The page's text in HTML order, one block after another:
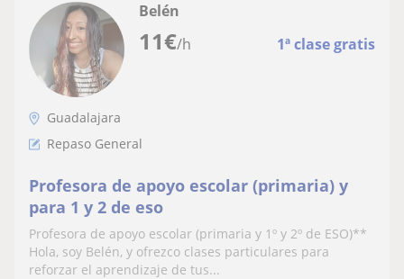
11€/h 1ª clase gratis
Belén
Guadalajara
Repaso General
Profesora de apoyo escolar (primaria) y
para 1 y 2 de eso
Profesora de apoyo escolar (primaria y 1º y 2º de ESO)**
Hola, soy Belén, y ofrezco clases particulares para
reforzar el aprendizaje de tus...